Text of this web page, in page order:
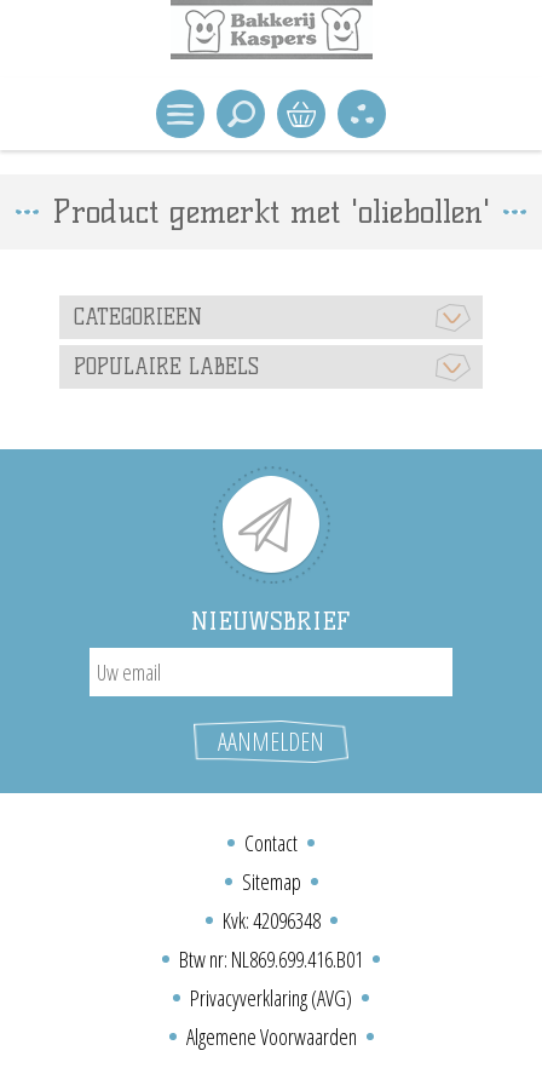
Product gemerkt met 'oliebollen'
CATEGORIEEN
POPULAIRE LABELS
NIEUWSBRIEF
Contact
Sitemap
Kvk: 42096348
Btw nr: NL869.699.416.B01
Privacyverklaring (AVG)
Algemene Voorwaarden